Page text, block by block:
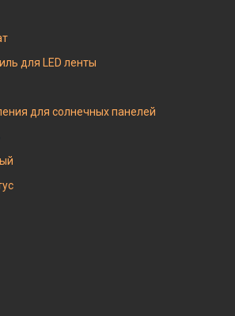
для LED ленты
для солнечных панелей